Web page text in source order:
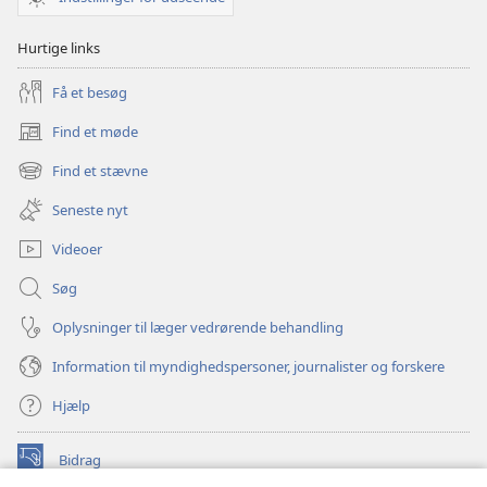
Hurtige links
Få et besøg
Find et møde
(åbner
nyt
vindue)
Find et stævne
(åbner
nyt
vindue)
Seneste nyt
Videoer
Søg
Oplysninger til læger vedrørende behandling
Information til myndighedspersoner, journalister og forskere
Hjælp
Bidrag
(åbner